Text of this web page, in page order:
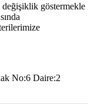
göstermekle
No:6 Daire:2